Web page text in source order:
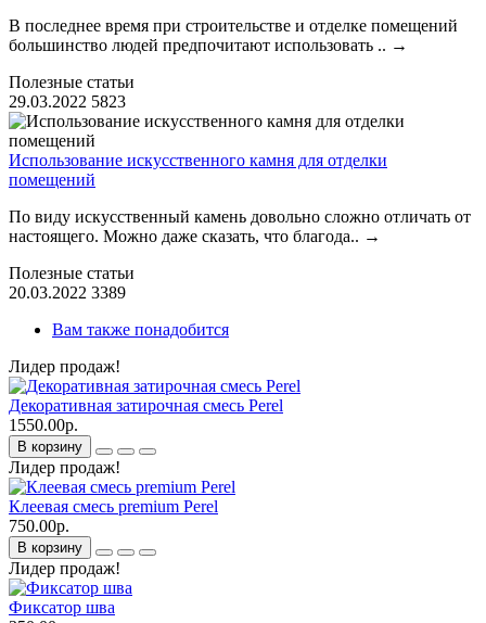
В последнее время при строительстве и отделке помещений
большинство людей предпочитают использовать .. →
Полезные статьи
29.03.2022 5823
Использование искусственного камня для отделки
помещений
По виду искусственный камень довольно сложно отличать от
настоящего. Можно даже сказать, что благода.. →
Полезные статьи
20.03.2022 3389
Вам также понадобится
Лидер продаж!
Декоративная затирочная смесь Perel
1550.00р.
В корзину
Лидер продаж!
Клеевая смесь premium Perel
750.00р.
В корзину
Лидер продаж!
Фиксатор шва